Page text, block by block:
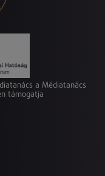
a Médiatanács
támogatja